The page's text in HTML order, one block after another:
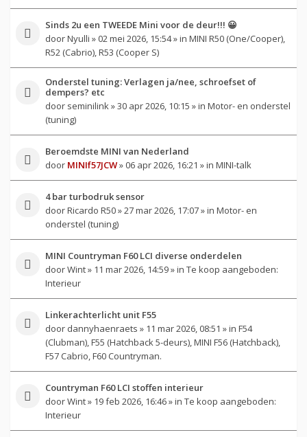
Sinds 2u een TWEEDE Mini voor de deur!!! 😀
doorNyulli » 02 mei 2026, 15:54 » in MINI R50 (One/Cooper),
R52 (Cabrio), R53 (Cooper S)
Onderstel tuning: Verlagen ja/nee, schroefset of
dempers? etc
door seminilink » 30 apr 2026, 10:15 » in Motor- en onderstel
(tuning)
Beroemdste MINI van Nederland
door MINIf57JCW» 06 apr 2026, 16:21 » in MINI-talk
4 bar turbodruk sensor
doorRicardo R50» 27 mar 2026, 17:07 » in Motor- en
onderstel (tuning)
MINI Countryman F60 LCI diverse onderdelen
doorWint» 11 mar 2026, 14:59 » in Te koop aangeboden:
Interieur
Linkerachterlicht unit F55
door dannyhaenraets » 11 mar 2026, 08:51 » in F54
(Clubman), F55 (Hatchback 5-deurs), MINI F56 (Hatchback),
F57 Cabrio, F60 Countryman.
Countryman F60 LCI stoffen interieur
doorWint» 19 feb 2026, 16:46 » in Te koop aangeboden:
Interieur